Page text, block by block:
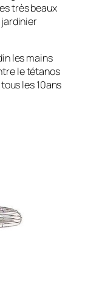
très beaux
les mains
le tétanos
les 10ans